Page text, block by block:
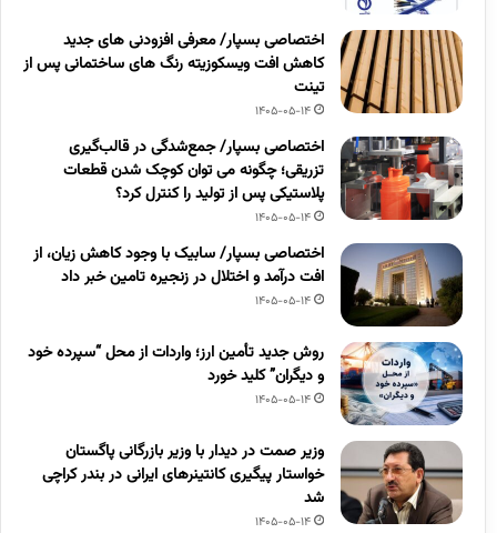
اختصاصی بسپار/ معرفی افزودنی های جدید
کاهش افت ویسکوزیته رنگ های ساختمانی پس از
تینت
1405-05-14
اختصاصی بسپار/ جمع‌شدگی در قالب‌گیری
تزریقی؛ چگونه می توان کوچک شدن قطعات
پلاستیکی پس از تولید را کنترل کرد؟
1405-05-14
اختصاصی بسپار/ سابیک با وجود کاهش زیان، از
افت درآمد و اختلال در زنجیره تامین خبر داد
1405-05-14
روش جدید تأمین ارز؛ واردات از محل “سپرده خود
و دیگران” کلید خورد
1405-05-14
وزیر صمت در دیدار با وزیر بازرگانی پاگستان
خواستار پیگیری کانتینرهای ایرانی در بندر کراچی
شد
1405-05-14